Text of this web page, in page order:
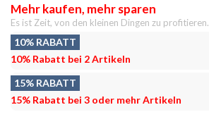
Mehr kaufen, mehr sparen
Es ist Zeit, von den kleinen Dingen zu profitieren.
10% RABATT
10% Rabatt bei 2 Artikeln
15% RABATT
15% Rabatt bei 3 oder mehr Artikeln